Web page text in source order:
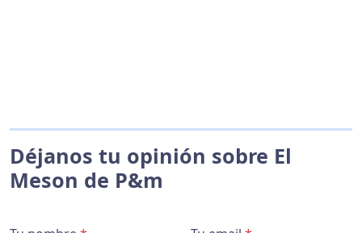
Déjanos tu opinión sobre El
Meson de P&m